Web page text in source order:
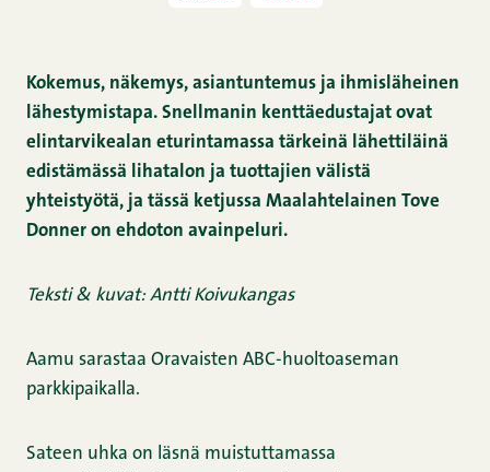
Kokemus, näkemys, asiantuntemus ja ihmisläheinen
lähestymistapa. Snellmanin kenttäedustajat ovat
elintarvikealan eturintamassa tärkeinä lähettiläinä
edistämässä lihatalon ja tuottajien välistä
yhteistyötä, ja tässä ketjussa Maalahtelainen Tove
Donner on ehdoton avainpeluri.
Teksti & kuvat: Antti Koivukangas
Aamu sarastaa Oravaisten ABC-huoltoaseman
parkkipaikalla.
Sateen uhka on läsnä muistuttamassa